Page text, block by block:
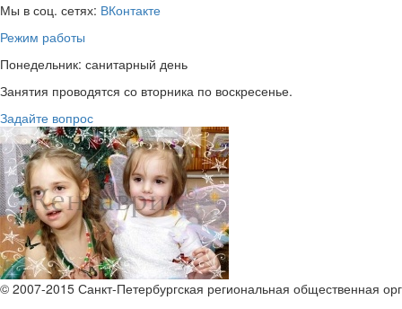
Мы в соц. сетях: ВКонтакте
Режим работы
Понедельник: санитарный день
Занятия проводятся со вторника по воскресенье.
Задайте вопрос
© 2007-2015 Санкт-Петербургская региональная общественная